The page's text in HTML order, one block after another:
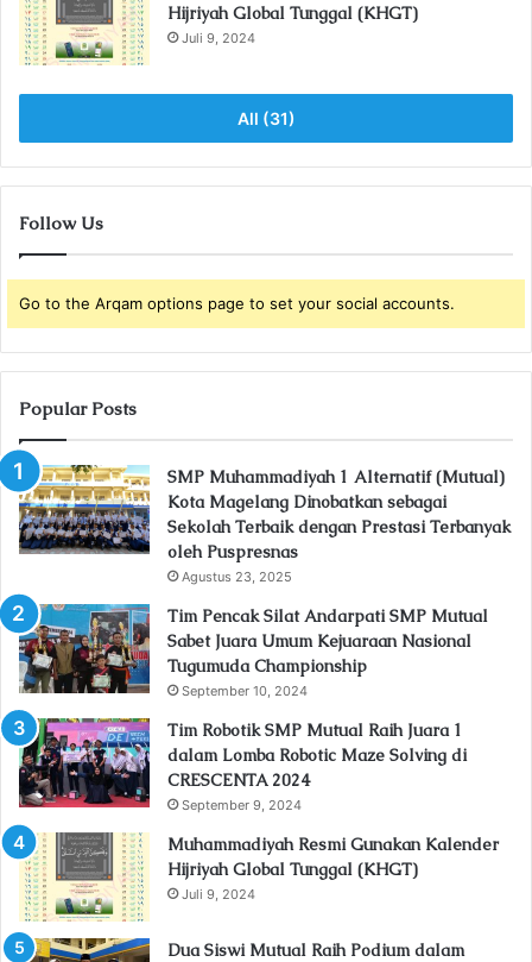
Hijriyah Global Tunggal (KHGT)
Juli 9, 2024
All (31)
Follow Us
Go to the Arqam options page to set your social accounts.
Popular Posts
SMP Muhammadiyah 1 Alternatif (Mutual)
Kota Magelang Dinobatkan sebagai
Sekolah Terbaik dengan Prestasi Terbanyak
oleh Puspresnas
Agustus 23, 2025
Tim Pencak Silat Andarpati SMP Mutual
Sabet Juara Umum Kejuaraan Nasional
Tugumuda Championship
September 10, 2024
Tim Robotik SMP Mutual Raih Juara 1
dalam Lomba Robotic Maze Solving di
CRESCENTA 2024
September 9, 2024
Muhammadiyah Resmi Gunakan Kalender
Hijriyah Global Tunggal (KHGT)
Juli 9, 2024
Dua Siswi Mutual Raih Podium dalam